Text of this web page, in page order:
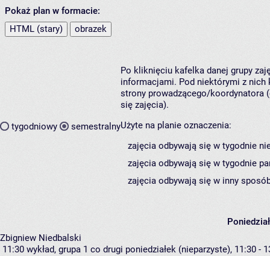
Pokaż plan w formacie:
HTML (stary)
obrazek
tygodniowy semestralny
Po kliknięciu kafelka danej grupy
informacjami. Pod niektórymi z nich
strony prowadzącego/koordynatora
się zajęcia).
Użyte na planie oznaczenia:
zajęcia odbywają się w tygodnie
zajęcia odbywają się w tygodnie
zajęcia odbywają się w inny
Zbigniew Niedbalski
11:30 wykład, grupa 1 co drugi poniedziałek (nieparzyste), 11:30 -